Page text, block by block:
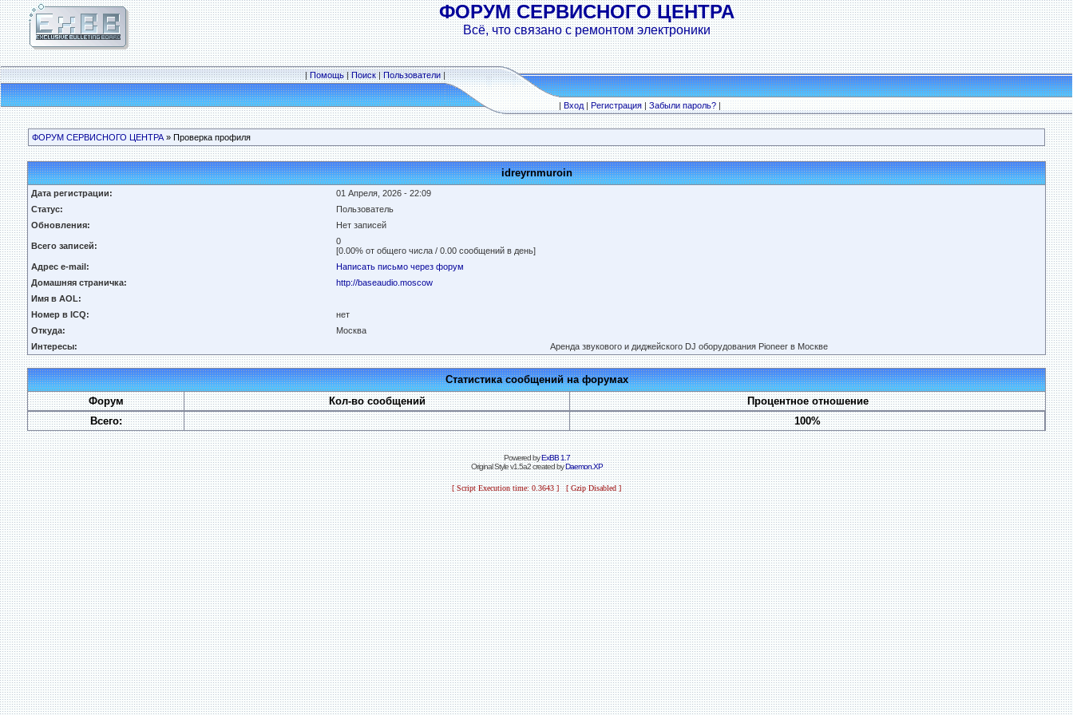
ФОРУМ СЕРВИСНОГО ЦЕНТРА
Всё, что связано с ремонтом электроники
|Помощь|Поиск|Пользователи|
|Вход|Регистрация|Забыли пароль?|
ФОРУМ СЕРВИСНОГО ЦЕНТРА » Проверка профиля
idreyrnmuroin
Дата регистрации:
01 Апреля, 2026 - 22:09
Статус:
Пользователь
Обновления:
Нет записей
Всего записей:
0
[0.00% от общего числа / 0.00 сообщений в день]
Адрес e-mail:
Написать письмо через форум
Домашняя страничка:
http://baseaudio.moscow
Имя в AOL:
Номер в ICQ:
нет
Откуда:
Москва
Интересы:
Аренда звукового и диджейского DJ оборудования Pioneer в Москве
Статистика сообщений на форумах
Форум
Кол-во сообщений
Процентное отношение
Всего:
100%
Powered byExBB 1.7
Original Style v1.5a2 created byDaemon.XP
[ Script Execution time: 0.3643 ] [ Gzip Disabled ]